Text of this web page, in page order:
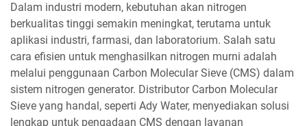
Dalam industri modern, kebutuhan akan nitrogen
berkualitas tinggi semakin meningkat, terutama untuk
aplikasi industri, farmasi, dan laboratorium. Salah satu
cara efisien untuk menghasilkan nitrogen murni adalah
melalui penggunaan Carbon Molecular Sieve (CMS) dalam
sistem nitrogen generator. Distributor Carbon Molecular
Sieve yang handal, seperti Ady Water, menyediakan solusi
lengkap untuk pengadaan CMS dengan layanan